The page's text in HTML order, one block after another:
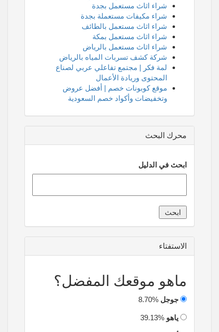
شراء اثاث مستعمل بجدة
شراء مكيفات مستعملة بجدة
شراء اثاث مستعمل بالطائف
شراء اثاث مستعمل بمكة
شراء اثاث مستعمل بالرياض
شركة كشف تسربات المياه بالرياض
لمة فكر | مجتمع تفاعلي عربي لصناع
المحتوى وريادة الأعمال
موقع كوبونات خصم | أفضل عروض
وتخفيضات وأكواد خصم السعودية
محرك البحث
ابحث في الدليل
الاستفتاء
ماهو موقعك المفضل؟
جوجل
ياهو